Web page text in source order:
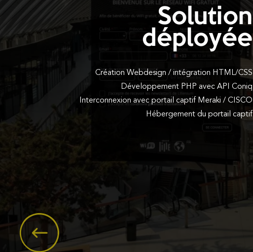
Solution
déployée
Création Webdesign / intégration HTML/CSS
Développement PHP avec API Coniq
Interconnexion avec portail captif Meraki / CISCO
Hébergement du portail captif